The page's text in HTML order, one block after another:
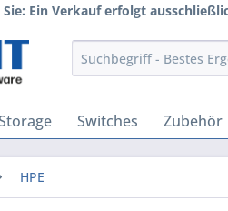
Ein Verkauf erfolgt
Switches Zubehör
HPE